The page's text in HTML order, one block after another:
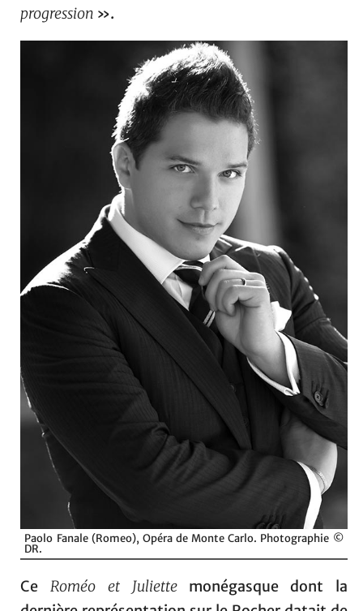
progression ».
Paolo Fanale (Romeo), Opéra de Monte Carlo. Photographie ©
DR.
Ce Roméo et Juliette monégasque dont la